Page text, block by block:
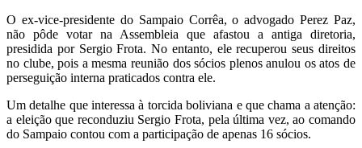
O ex-vice-presidente do Sampaio Corrêa, o advogado Perez Paz,
não pôde votar na Assembleia que afastou a antiga diretoria,
presidida por Sergio Frota. No entanto, ele recuperou seus direitos
no clube, pois a mesma reunião dos sócios plenos anulou os atos de
perseguição interna praticados contra ele.
Um detalhe que interessa à torcida boliviana e que chama a atenção:
a eleição que reconduziu Sergio Frota, pela última vez, ao comando
do Sampaio contou com a participação de apenas 16 sócios.